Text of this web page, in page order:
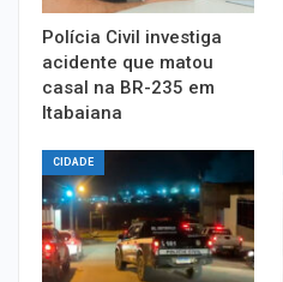
Polícia Civil investiga
acidente que matou
casal na BR-235 em
Itabaiana
CIDADE